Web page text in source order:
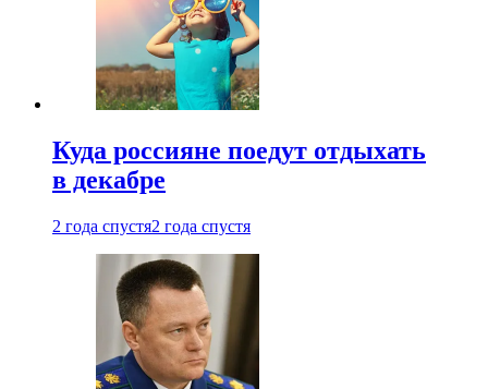
Куда россияне поедут отдыхать
в декабре
2 года спустя2 года спустя